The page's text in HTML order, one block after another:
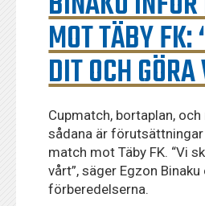
MOT TÄBY
DIT OCH
Cupmatch, bortaplan,
sådana är
match mot Täby FK. “Vi
vårt”, säger Egzon Binaku
förberedelserna.